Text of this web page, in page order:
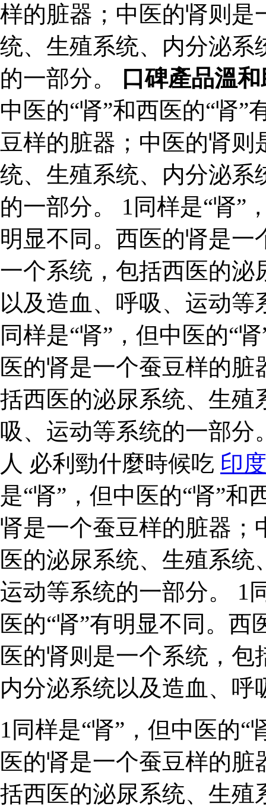
样的脏器；中医的肾则是
统、生殖系统、内分泌系
的一部分。 口碑產品溫
中医的“肾”和西医的“肾
豆样的脏器；中医的肾
统、生殖系统、内分泌系
的一部分。 1同样是“肾”
明显不同。西医的肾是
一个系统，包括西医的泌
以及造血、呼吸、运动等
同样是“肾”，但中医的“
医的肾是一个蚕豆样的
括西医的泌尿系统、生殖
吸、运动等系统的一部分
人 必利勁什麼時候吃 印
是“肾”，但中医的“肾”和
肾是一个蚕豆样的脏器；
医的泌尿系统、生殖系
运动等系统的一部分。 1
医的“肾”有明显不同。
医的肾则是一个系统，
内分泌系统以及造血、
1同样是“肾”，但中医的“
医的肾是一个蚕豆样的
括西医的泌尿系统、生殖